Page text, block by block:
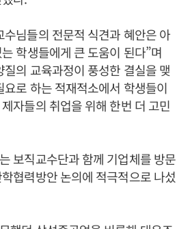
수님들의 전문적 식견과 혜안은 아
학생들에게 큰 도움이 된다”며
의 교육과정이 풍성한 결실을 맺
로 하는 적재적소에서 학생들이
자들의 취업을 위해 한번 더 고민
는 보직교수단과 함께 기업체를 방문
협력방안 논의에 적극적으로 나섰